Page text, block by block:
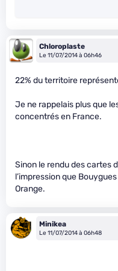
Chloroplaste
Le 11/07/2014 à 06h46
22% du territoire
Je ne rappelais plus que
concentrés en France.
Sinon le rendu des cartes
l’impression que
Orange.
Minikea
Le 11/07/2014 à 06h48